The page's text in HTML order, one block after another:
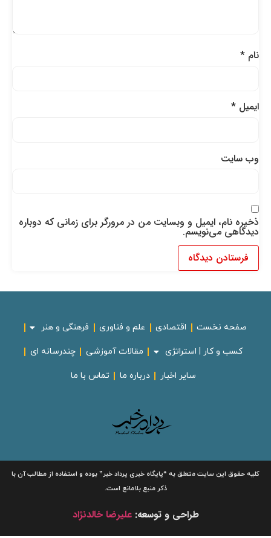
نام*
ایمیل*
وب‌ سایت
ذخیره نام، ایمیل و وبسایت من در مرورگر برای زمانی که دوباره
دیدگاهی می‌نویسم.
صفحه نخست اقتصادی علم و فناوری فرهنگی و هنر
کسب و کار | استراتژی مقالات آموزشی چندرسانه ای
سایر اخبار درباره ما تماس با ما
کلیه حقوق این سایت متعلق به“پایگاه خبریپرداد خبر”بوده و استفاده از مطالب آن با
ذکر منبع بلامانع است.
طراحی و توسعه:علیرضا خالدنژاد